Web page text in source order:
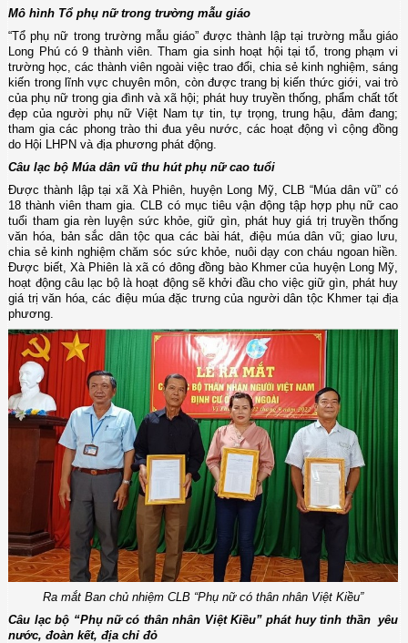
Mô hình Tổ phụ nữ trong trường mẫu giáo
“Tổ phụ nữ trong trường mẫu giáo” được thành lập tại trường mẫu giáo
Long Phú có 9 thành viên. Tham gia sinh hoạt hội tại tổ, trong phạm vi
trường học, các thành viên ngoài việc trao đổi, chia sẻ kinh nghiệm, sáng
kiến trong lĩnh vực chuyên môn, còn được trang bị kiến thức giới, vai trò
của phụ nữ trong gia đình và xã hội; phát huy truyền thống, phẩm chất tốt
đẹp của người phụ nữ Việt Nam tự tin, tự trọng, trung hậu, đảm đang;
tham gia các phong trào thi đua yêu nước, các hoạt động vì cộng đồng
do Hội LHPN và địa phương phát động.
Câu lạc bộ Múa dân vũ thu hút phụ nữ cao tuổi
Được thành lập tại xã Xà Phiên, huyện Long Mỹ, CLB “Múa dân vũ” có
18 thành viên tham gia. CLB có mục tiêu vận động tập hợp phụ nữ cao
tuổi tham gia rèn luyện sức khỏe, giữ gìn, phát huy giá trị truyền thống
văn hóa, bản sắc dân tộc qua các bài hát, điệu múa dân vũ; giao lưu,
chia sẻ kinh nghiệm chăm sóc sức khỏe, nuôi dạy con cháu ngoan hiền.
Được biết, Xà Phiên là xã có đông đồng bào Khmer của huyện Long Mỹ,
hoạt động câu lạc bộ là hoạt động sẽ khởi đầu cho việc giữ gìn, phát huy
giá trị văn hóa, các điệu múa đặc trưng của người dân tộc Khmer tại địa
phương.
Ra mắt Ban chủ nhiệm CLB “Phụ nữ có thân nhân Việt Kiều”
Câu lạc bộ “Phụ nữ có thân nhân Việt Kiều” phát huy tinh thần yêu
nước, đoàn kết, địa chỉ đỏ